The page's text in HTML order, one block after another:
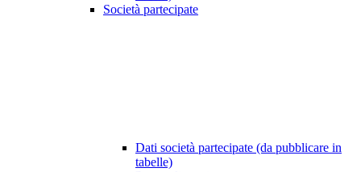
Società partecipate
Dati società partecipate (da pubblicare in
tabelle)